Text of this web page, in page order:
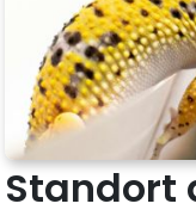
Standort